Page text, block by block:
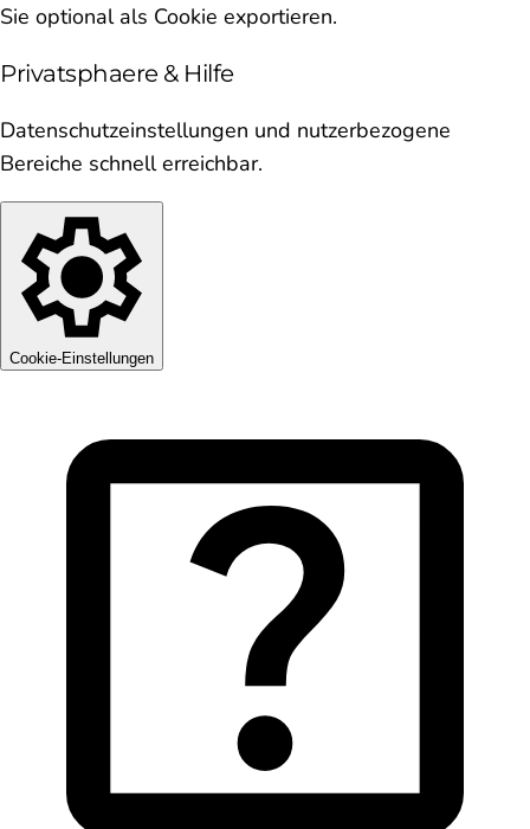
Sie optional als Cookie exportieren.
Privatsphaere & Hilfe
Datenschutzeinstellungen und nutzerbezogene
Bereiche schnell erreichbar.
Cookie-Einstellungen